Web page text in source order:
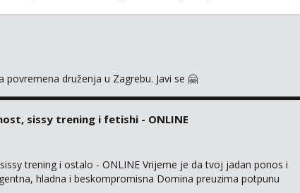
druženja u Zagrebu. Javi se 🤗
sissy trening i fetishi - ONLINE
trening i ostalo - ONLINE Vrijeme je da tvoj jadan ponos i
hladna i beskompromisna Domina preuzima potpunu